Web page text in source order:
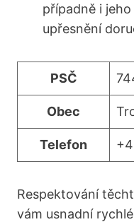
případně i
upřesnění
PSČ
Obec
Telefon
Respektování
vám usnadní